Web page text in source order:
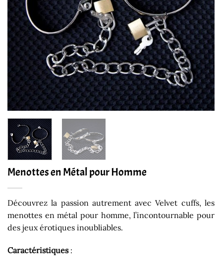
Menottes en Métal pour Homme
Découvrez la passion autrement avecVelvet cuffs, les
menottes en métal pour homme, l’incontournable pour
des jeux érotiques inoubliables.
Caractéristiques: